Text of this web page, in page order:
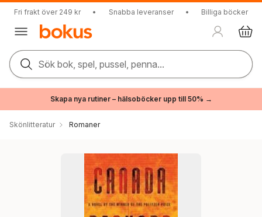
Fri frakt över 249 kr • Snabba leveranser • Billiga böcker
Sök bok, spel, pussel, penna...
Skapa nya rutiner – hälsoböcker upp till 50% →
Skönlitteratur Romaner